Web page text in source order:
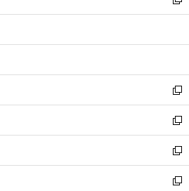
開
ウ
開
ン
ウ
開
く
ウ
ン
ウ
で
開
く
新
し
ウ
ン
ド
ウ
で
開
く
新
し
い
ウ
ィ
ン
ド
新
し
い
ウ
ィ
新
し
い
新